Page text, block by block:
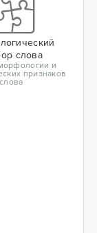
слова
и
признаков
слова